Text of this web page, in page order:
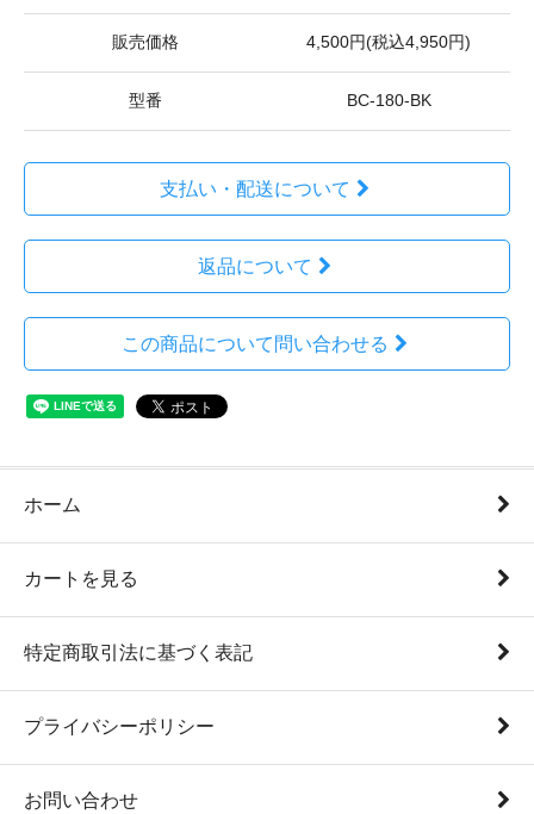
販売価格 4,500円(税込4,950円)
型番 BC-180-BK
支払い・配送について
返品について
この商品について問い合わせる
ホーム
カートを見る
特定商取引法に基づく表記
プライバシーポリシー
お問い合わせ